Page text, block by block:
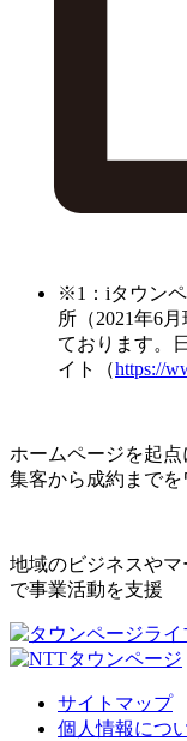
※1：iタウン
所（2021年6
ております。
イト（https://
ホームページを起点
集客から成約まで
地域のビジネスや
で事業活動を支援
サイトマップ
個人情報につ